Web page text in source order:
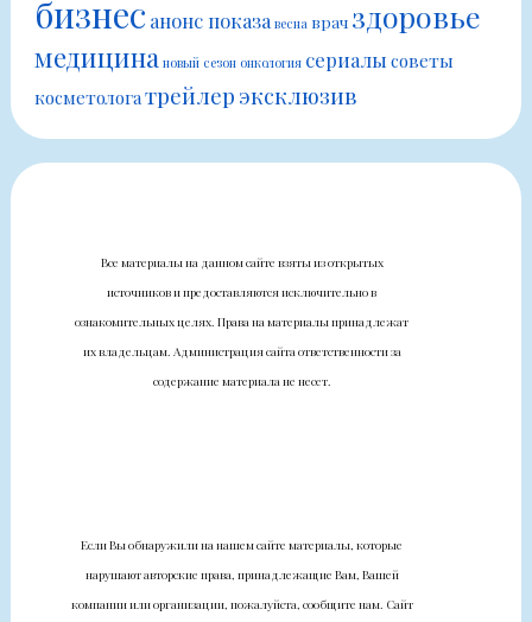
бизнес анонс показа весна врач здоровье
медицина новый сезон онкология сериалы советы
косметологатрейлер эксклюзив
Все материалы на данном сайте взяты из открытых
источников и предоставляются исключительно в
ознакомительных целях. Права на материалы принадлежат
их владельцам. Администрация сайта ответственности за
содержание материала не несет.
Если Вы обнаружили на нашем сайте материалы, которые
нарушают авторские права, принадлежащие Вам, Вашей
компании или организации, пожалуйста, сообщите нам. Сайт